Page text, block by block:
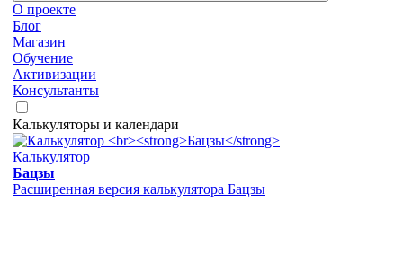
О проекте
Блог
Магазин
Обучение
Активизации
Консультанты
Калькуляторы и календари
Калькулятор
Бацзы
Расширенная версия калькулятора Бацзы